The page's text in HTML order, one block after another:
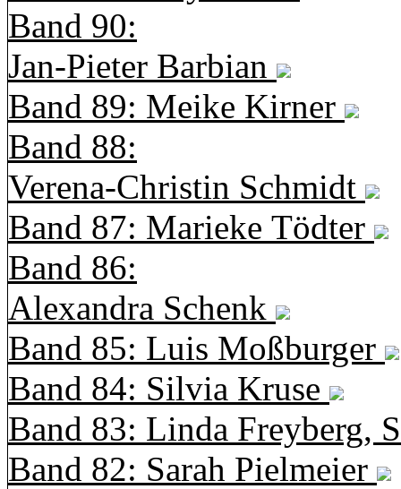
Band 90:
Jan-Pieter Barbian
Band 89: Meike Kirner
Band 88:
Verena-Christin Schmidt
Band 87: Marieke Tödter
Band 86:
Alexandra Schenk
Band 85: Luis Moßburger
Band 84: Silvia Kruse
Band 83: Linda Freyberg,
Band 82: Sarah Pielmeier